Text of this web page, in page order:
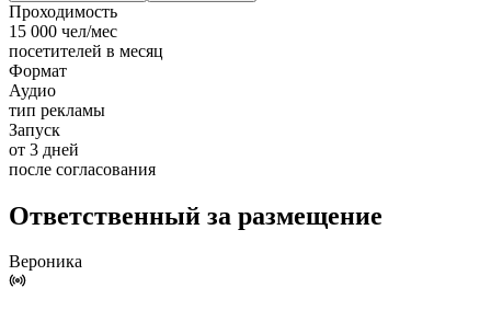
Проходимость
15 000 чел/мес
посетителей в месяц
Формат
Аудио
тип рекламы
Запуск
от 3 дней
после согласования
Ответственный за размещение
Вероника